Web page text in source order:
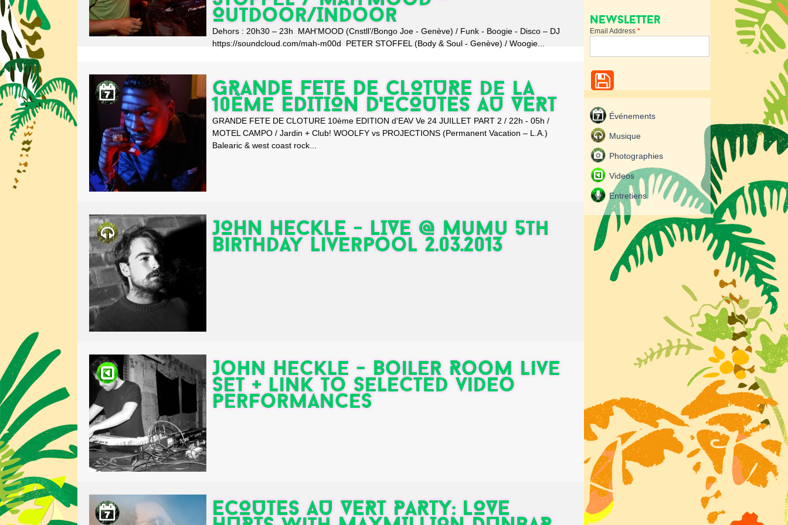
Outdoor/Indoor
Dehors : 20h30 – 23h MAH’MOOD (Cnstll’/Bongo Joe - Genève) / Funk - Boogie - Disco – DJ
https://soundcloud.com/mah-m00d PETER STOFFEL (Body & Soul - Genève) / Woogie...
GRANDE FETE DE CLOTURE de la
10ème EDITION D'ECOUTES AU VERT
GRANDE FETE DE CLOTURE 10ème EDITION d'EAV Ve 24 JUILLET PART 2 / 22h - 05h /
MOTEL CAMPO / Jardin + Club! WOOLFY vs PROJECTIONS (Permanent Vacation – L.A.)
Balearic & west coast rock...
JOHN HECKLE - LIVE @ Mumu 5th
Birthday Liverpool 2.03.2013
John Heckle - Boiler Room live
set + link to selected video
performances
ECOUTES AU VERT PARTY: LOVE
Newsletter
Email Address *
Événements
Musique
Photographies
Videos
Entretiens